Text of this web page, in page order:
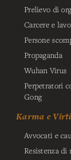
Prelievo di
Carcere e
Persone
Propaganda
Wuhan Virus
Perpetratori
Gong
Karma e
Avvocati e
Resistenza di